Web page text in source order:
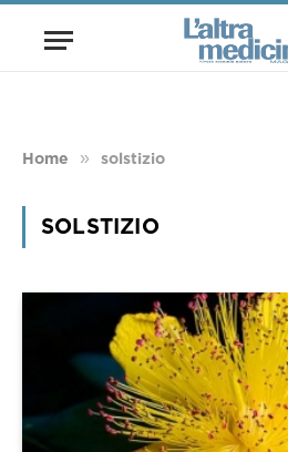
Home » solstizio
SOLSTIZIO